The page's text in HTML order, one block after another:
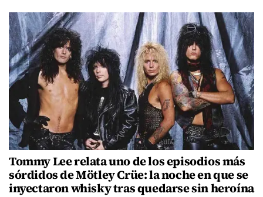
Tommy Lee relata uno de los episodios más
sórdidos de Mötley Crüe: la noche en que se
inyectaron whisky tras quedarse sin heroína